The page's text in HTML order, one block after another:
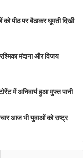
को पीठ पर बैठाकर घूमती दिखी
मंदाना और विजय
में अनिवार्य हुआ मुफ्त पानी
आज भी युवाओं को राष्ट्र